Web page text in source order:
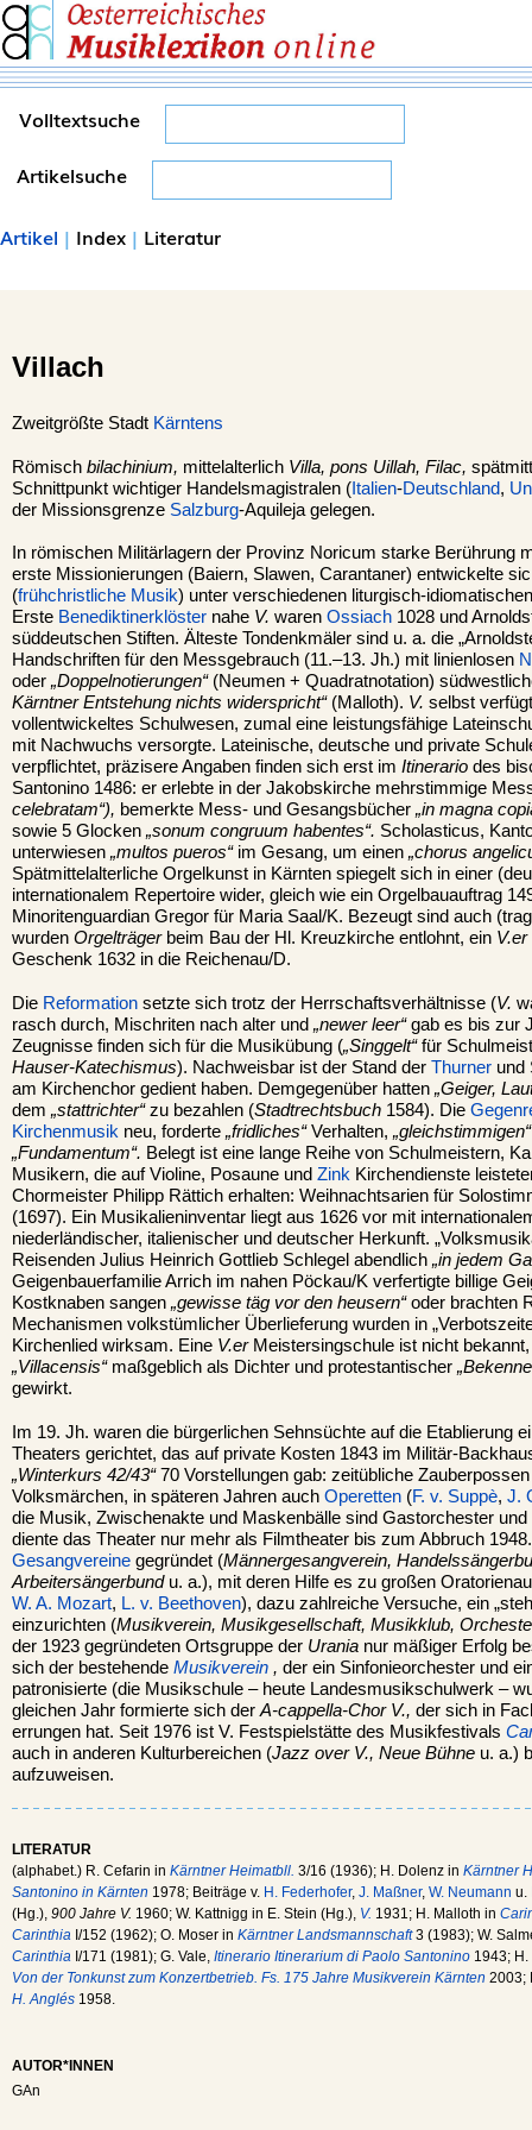
Volltextsuche
Artikelsuche
Artikel | Index | Literatur
Villach
Zweitgrößte Stadt Kärntens
Römisch bilachinium, mittelalterlich Villa, pons Uillah, Filac,
Schnittpunkt wichtiger Handelsmagistralen ( Italien-Deutschland,
der Missionsgrenze Salzburg-Aquileja gelegen.
In römischen Militärlagern der Provinz Noricum starke Berührung
erste Missionierungen (Baiern, Slawen, Carantaner) entwickelte
(frühchristliche Musik) unter verschiedenen liturgisch-
Erste Benediktinerklöster nahe V. waren Ossiach 1028 und
süddeutschen Stiften. Älteste Tondenkmäler sind u. a. die
Handschriften für den Messgebrauch (11.–13. Jh.) mit linienlosen
oder „Doppelnotierungen“ (Neumen + Quadratnotation)
Kärntner Entstehung nichts widerspricht“ (Malloth). V. selbst
vollentwickeltes Schulwesen, zumal eine leistungsfähige
mit Nachwuchs versorgte. Lateinische, deutsche und private
verpflichtet, präzisere Angaben finden sich erst im Itinerario des
Santonino 1486: er erlebte in der Jakobskirche mehrstimmige
celebratam“), bemerkte Mess- und Gesangsbücher „in magna
sowie 5 Glocken „sonum congruum habentes“. Scholasticus,
unterwiesen „multos pueros“ im Gesang, um einen „chorus
Spätmittelalterliche Orgelkunst in Kärnten spiegelt sich in einer
internationalem Repertoire wider, gleich wie ein Orgelbauauftrag
Minoritenguardian Gregor für Maria Saal/K. Bezeugt sind auch
wurden Orgelträger beim Bau der Hl. Kreuzkirche entlohnt, ein V.er
Geschenk 1632 in die Reichenau/D.
Die Reformation setzte sich trotz der Herrschaftsverhältnisse (V.
rasch durch, Mischriten nach alter und „newer leer“gab es bis zur
Zeugnisse finden sich für die Musikübung („Singgelt“für
Hauser-Katechismus). Nachweisbar ist der Stand der Thurner und
am Kirchenchor gedient haben. Demgegenüber hatten „Geiger,
dem „stattrichter“zu bezahlen (Stadtrechtsbuch 1584). Die
Kirchenmusik neu, forderte „fridliches“Verhalten,
„Fundamentum“. Belegt ist eine lange Reihe von Schulmeistern,
Musikern, die auf Violine, Posaune und Zink Kirchendienste
Chormeister Philipp Rättich erhalten: Weihnachtsarien für
(1697). Ein Musikalieninventar liegt aus 1626 vor mit
niederländischer, italienischer und deutscher Herkunft.
Reisenden Julius Heinrich Gottlieb Schlegel abendlich „in jedem
Geigenbauerfamilie Arrich im nahen Pöckau/K verfertigte billige
Kostknaben sangen „gewisse täg vor den heusern“oder brachten
Mechanismen volkstümlicher Überlieferung wurden in
Kirchenlied wirksam. Eine V.er Meistersingschule ist nicht
„Villacensis“ maßgeblich als Dichter und protestantischer
gewirkt.
Im 19. Jh. waren die bürgerlichen Sehnsüchte auf die Etablierung
Theaters gerichtet, das auf private Kosten 1843 im Militär-
„Winterkurs 42/43“70 Vorstellungen gab: zeitübliche
Volksmärchen, in späteren Jahren auch Operetten (F. v. Suppè, J.
die Musik, Zwischenakte und Maskenbälle sind Gastorchester und
diente das Theater nur mehr als Filmtheater bis zum Abbruch
Gesangvereine gegründet (Männergesangverein,
Arbeitersängerbund u. a.), mit deren Hilfe es zu großen
W. A. Mozart, L. v. Beethoven), dazu zahlreiche Versuche, ein
einzurichten (Musikverein, Musikgesellschaft, Musikklub,
der 1923 gegründeten Ortsgruppe der Urania nur mäßiger Erfolg
sich der bestehende Musikverein , der ein Sinfonieorchester und
patronisierte (die Musikschule – heute Landesmusikschulwerk –
gleichen Jahr formierte sich der A-cappella-Chor V., der sich in
errungen hat. Seit 1976 ist V. Festspielstätte des Musikfestivals
auch in anderen Kulturbereichen (Jazz over V., Neue Bühne u. a.)
aufzuweisen.
LITERATUR
(alphabet.) R. Cefarin in Kärntner Heimatbll. 3/16 (1936); H. Dolenz in Kärntner
Santonino in Kärnten 1978; Beiträge v. H. Federhofer, J. Maßner, W. Neumann u.
(Hg.), 900 Jahre V. 1960; W. Kattnigg in E. Stein (Hg.), V. 1931; H. Malloth in
Carinthia I/152 (1962); O. Moser in Kärntner Landsmannschaft3 (1983); W.
Carinthia I/171 (1981); G. Vale, Itinerario Itinerarium di Paolo Santonino 1943; H.
Von der Tonkunst zum Konzertbetrieb. Fs. 175 Jahre Musikverein Kärnten 2003;
H. Anglés 1958.
AUTOR*INNEN
GAn